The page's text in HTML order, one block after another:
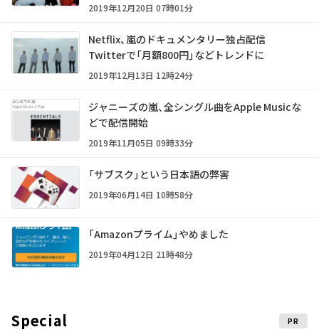
2019年12月20日 07時01分
Netflix、嵐のドキュメンタリー独占配信
Twitterで「月額800円」などトレンドに
2019年12月13日 12時24分
ジャニーズの嵐、全シングル曲をApple Musicな
どで配信開始
2019年11月05日 09時33分
「サブスク」という日本語の弊害
2019年06月14日 10時58分
「Amazonプライム」やめました
2019年04月12日 21時48分
Special PR